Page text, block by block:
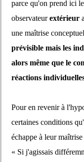
parce qu'on prend ici
observateurextérieur
une maîtrise
prévisible mais les
alors même que le
réactions
Pour en revenir à
certaines conditions
échappe à leur
« Si j'agissais